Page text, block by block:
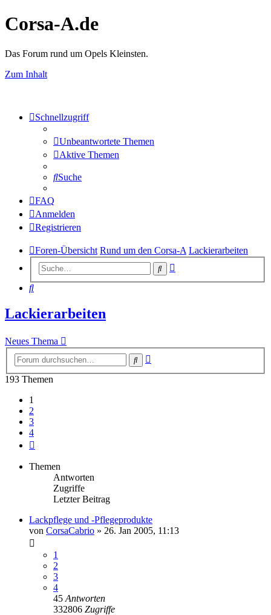
Corsa-A.de
Das Forum rund um Opels Kleinsten.
Zum Inhalt
Schnellzugriff
Unbeantwortete Themen
Aktive Themen
Suche
FAQ
Anmelden
Registrieren
Foren-Übersicht Rund um den Corsa-A Lackierarbeiten
Suche
Suche
Lackierarbeiten
Neues Thema
Suche
193 Themen
1
2
3
4
Themen
Antworten
Zugriffe
Letzter Beitrag
Lackpflege und -Pflegeprodukte
von CorsaCabrio » 26. Jan 2005, 11:13
1
2
3
4
45 Antworten
332806 Zugriffe